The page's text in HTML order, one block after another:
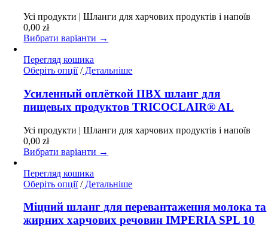
вибрати
сторінці
Усі продукти | Шланги для харчових продуктів і напоїв
0,00zł
Вибрати варіанти →
Перегляд кошика
Оберіть опції Цей
має
кілька
варіантів.
можна
на
товару
/Детальніше
Усиленный оплёткой ПВХ шланг для
пищевых продуктов TRICOCLAIR® AL
Усі продукти | Шланги для харчових продуктів і напоїв
0,00zł
Вибрати варіанти →
Перегляд кошика
Оберіть опції Цей
має
кілька
/Детальніше
Міцний шланг для перевантаження молока та
жирних харчових речовин IMPERIA SPL 10